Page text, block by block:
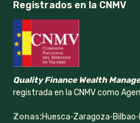
Registrados en la CNMV
Quality Finance Wealth
registrada en la CNMV como
Zonas:Huesca·Zaragoza·Bilbao·